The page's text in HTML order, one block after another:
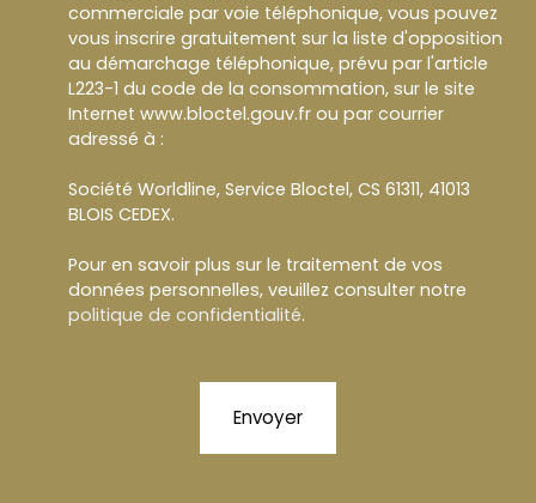
commerciale par voie téléphonique, vous pouvez
vous inscrire gratuitement sur la liste d'opposition
au démarchage téléphonique, prévu par l'article
L223-1 du code de la consommation, sur le site
Internet www.bloctel.gouv.fr ou par courrier
adressé à :
Société Worldline, Service Bloctel, CS 61311, 41013
BLOIS CEDEX.
Pour en savoir plus sur le traitement de vos
données personnelles, veuillez consulter notre
politique de confidentialité.
Envoyer